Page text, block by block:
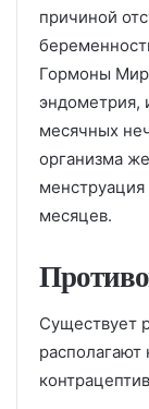
причиной
Гормоны
эндометрия,
месячных
организма
менструация
месяцев.
Существует